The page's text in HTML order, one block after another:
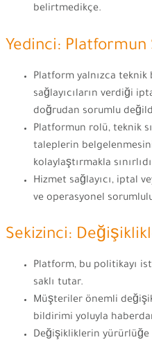
belirtmedikçe.
Yedinci: Platformun
Platform yalnızca teknik
sağlayıcıların verdiği
doğrudan sorumlu
Platformun rolü, teknik
taleplerin
kolaylaştırmakla
Hizmet sağlayıcı, iptal
ve operasyonel
Sekizinci:
Platform, bu politikayı
saklı tutar.
Müşteriler önemli
bildirimi yoluyla
Değişikliklerin